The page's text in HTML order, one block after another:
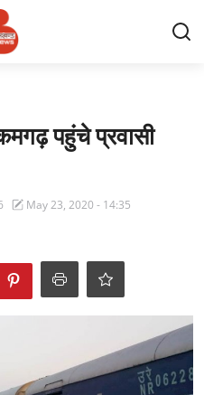
पहुंचे प्रवासी
May 23, 2020 - 14:35